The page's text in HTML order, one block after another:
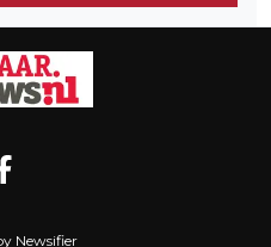
Newsifier